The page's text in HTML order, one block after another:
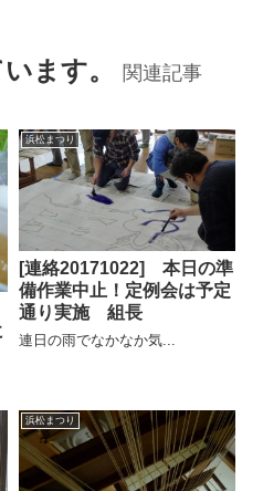
ます。 関連記事
浜松まつり
[連絡20171022] 本日の準
備作業中止！定例会は予定
通り実施 組長
連日の雨でなかなか気...
浜松まつり